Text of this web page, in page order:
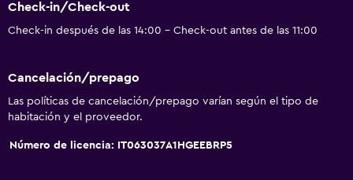
Check-in/Check-out
Check-in después de las 14:00 - Check-out antes de las 11:00
Cancelación/prepago
Las políticas de cancelación/prepago varían según el tipo de
habitación y el proveedor.
Número de licencia: IT063037A1HGEEBRP5